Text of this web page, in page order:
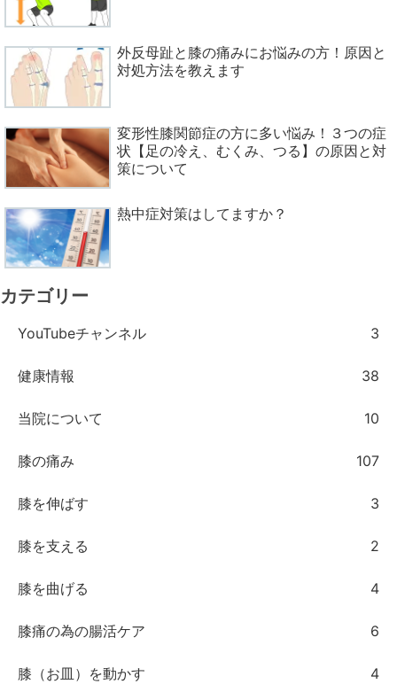
外反母趾と膝の痛みにお悩みの方！原因と
対処方法を教えます
変形性膝関節症の方に多い悩み！３つの症
状【足の冷え、むくみ、つる】の原因と対
策について
熱中症対策はしてますか？
カテゴリー
YouTubeチャンネル 3
健康情報 38
当院について 10
膝の痛み 107
膝を伸ばす 3
膝を支える 2
膝を曲げる 4
膝痛の為の腸活ケア 6
膝（お皿）を動かす 4